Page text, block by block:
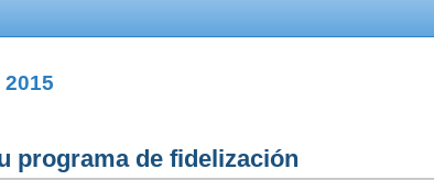
programa de fidelización